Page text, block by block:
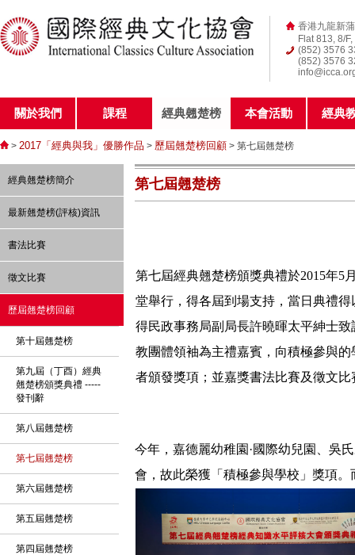
香港九龍新
Flat 813, 8/
(852) 3576
(852) 3576
關於我們 課程 經典翹楚榜 本會活動 經典
> 2017「經典與我」優勝作品 > 歷屆翹楚榜回顧 > 第七屆翹楚榜
經典翹楚榜簡介
最新翹楚榜(評核)資訊
書法比賽
徵文比賽
歷屆翹楚榜回顧
第十屆翹楚榜
第九屆（丁酉）經典
翹楚榜頒獎典禮 -----
發刊辭
第八屆翹楚榜
第七屆翹楚榜
第六屆翹楚榜
第五屆翹楚榜
第四屆翹楚榜
第七屆翹楚榜
第七屆經典翹楚榜頒獎典禮於2015年5
堂舉行，得各屆到場支持，當日典禮
得民政事務局副局長許曉暉太平紳士
教團體領袖為主禮嘉賓，向積極參與
者頒發獎項；並嘉獎書法比賽及徵文
今年，嘉德麗幼稚園·國際幼兒園、吳
會，故此榮獲「積極參與學校」獎項